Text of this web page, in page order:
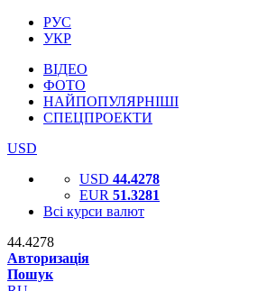
РУС
УКР
ВІДЕО
ФОТО
НАЙПОПУЛЯРНІШІ
СПЕЦПРОЕКТИ
USD
USD 44.4278
EUR 51.3281
Всі курси валют
44.4278
Авторизація
Пошук